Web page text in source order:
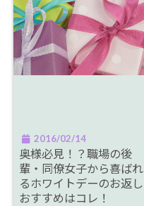
2016/02/14
奥様必見！？職場の後
輩・同僚女子から喜ばれ
るホワイトデーのお返し
おすすめはコレ！